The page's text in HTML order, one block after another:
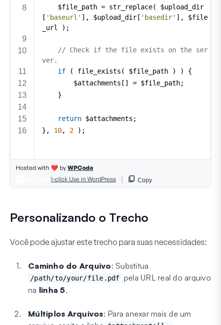
Personalizando o Trecho
Você pode ajustar este trecho para suas necessidades:
Caminho do Arquivo: Substitua
/path/to/your/file.pdf pela URL real do arquivo
na linha 5.
Múltiplos Arquivos: Para anexar mais de um